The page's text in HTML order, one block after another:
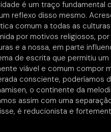
é um traço fundamental
reflexo disso mesmo.
comum a todas as culturas
por motivos religiosos,
e a nossa, em parte
de escrita que permitiu um
viável e comum compor
consciente, poderíamos
o continente da
assim com uma
é reducionista e